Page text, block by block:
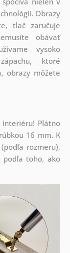
Obrazy
tlač zaručuje
obávať
vysoko
ktoré
obrazy môžete
interiéru! Plátno
16 mm. K
rozmeru),
podľa toho, ako